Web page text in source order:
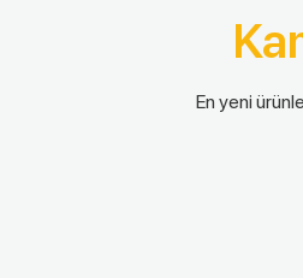
En yeni